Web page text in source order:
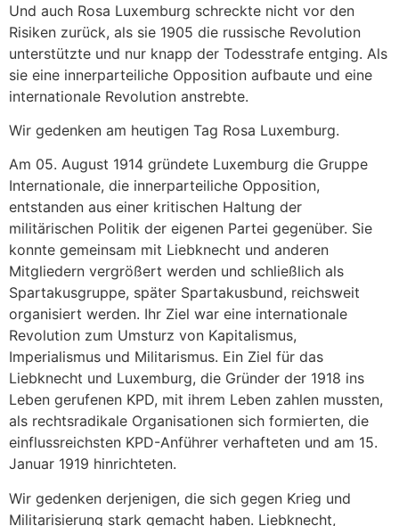
Und auch Rosa Luxemburg schreckte nicht vor den
Risiken zurück, als sie 1905 die russische Revolution
unterstützte und nur knapp der Todesstrafe entging. Als
sie eine innerparteiliche Opposition aufbaute und eine
internationale Revolution anstrebte.
Wir gedenken am heutigen Tag Rosa Luxemburg.
Am 05. August 1914 gründete Luxemburg die Gruppe
Internationale, die innerparteiliche Opposition,
entstanden aus einer kritischen Haltung der
militärischen Politik der eigenen Partei gegenüber. Sie
konnte gemeinsam mit Liebknecht und anderen
Mitgliedern vergrößert werden und schließlich als
Spartakusgruppe, später Spartakusbund, reichsweit
organisiert werden. Ihr Ziel war eine internationale
Revolution zum Umsturz von Kapitalismus,
Imperialismus und Militarismus. Ein Ziel für das
Liebknecht und Luxemburg, die Gründer der 1918 ins
Leben gerufenen KPD, mit ihrem Leben zahlen mussten,
als rechtsradikale Organisationen sich formierten, die
einflussreichsten KPD-Anführer verhafteten und am 15.
Januar 1919 hinrichteten.
Wir gedenken derjenigen, die sich gegen Krieg und
Militarisierung stark gemacht haben. Liebknecht,